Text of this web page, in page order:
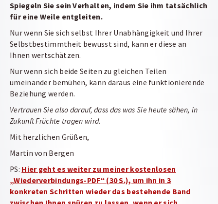
Spiegeln Sie sein Verhalten, indem Sie ihm tatsächlich
für eine Weile entgleiten.
Nur wenn Sie sich selbst Ihrer Unabhängigkeit und Ihrer
Selbstbestimmtheit bewusst sind, kann er diese an
Ihnen wertschätzen.
Nur wenn sich beide Seiten zu gleichen Teilen
umeinander bemühen, kann daraus eine funktionierende
Beziehung werden.
Vertrauen Sie also darauf, dass das was Sie heute sähen, in
Zukunft Früchte tragen wird.
Mit herzlichen Grüßen,
Martin von Bergen
PS: Hier geht es weiter zu meiner kostenlosen
„Wiederverbindungs-PDF“ (30 S.), um ihn in 3
konkreten Schritten wieder das bestehende Band